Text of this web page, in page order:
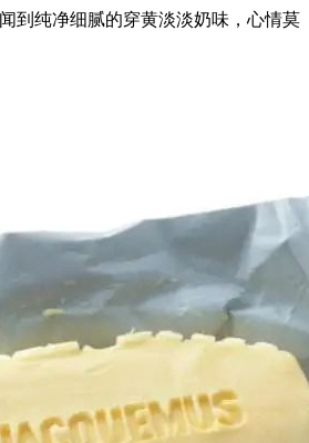
纯净细腻的穿黄淡淡奶味，心情莫